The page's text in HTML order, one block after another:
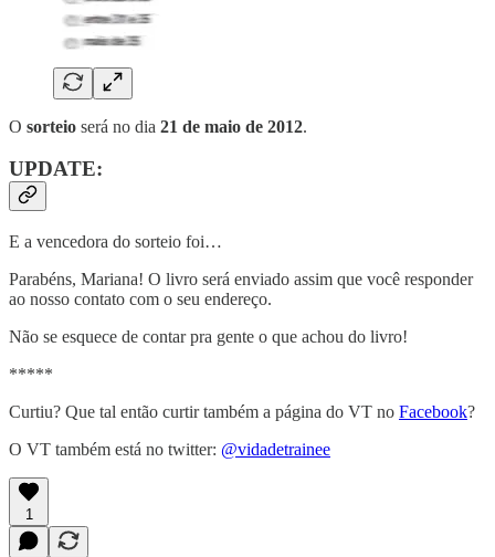
O sorteio será no dia 21 de maio de 2012.
UPDATE:
E a vencedora do sorteio foi…
Parabéns, Mariana! O livro será enviado assim que você responder
ao nosso contato com o seu endereço.
Não se esquece de contar pra gente o que achou do livro!
*****
Curtiu? Que tal então curtir também a página do VT no Facebook?
O VT também está no twitter: @vidadetrainee
1